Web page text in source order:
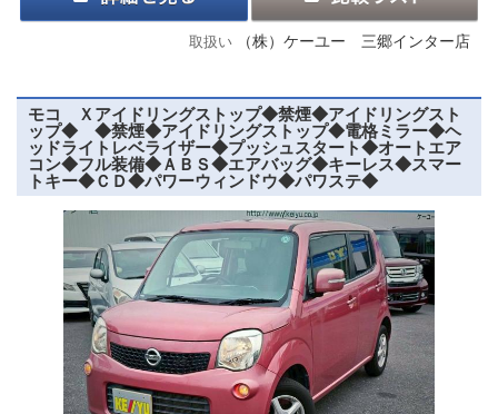
取扱い （株）ケーユー 三郷インター店
モコ Ｘアイドリングストップ◆禁煙◆アイドリングスト
ップ◆ ◆禁煙◆アイドリングストップ◆電格ミラー◆ヘ
ッドライトレベライザー◆プッシュスタート◆オートエア
コン◆フル装備◆ＡＢＳ◆エアバッグ◆キーレス◆スマー
トキー◆ＣＤ◆パワーウィンドウ◆パワステ◆